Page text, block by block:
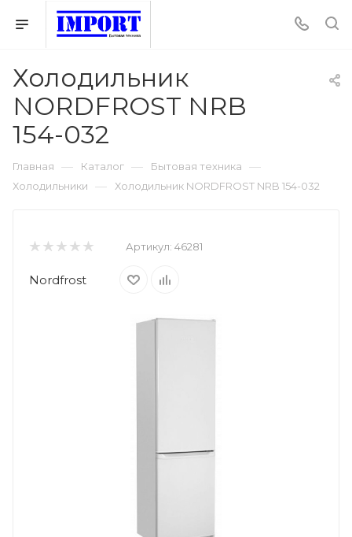
Холодильник
NORDFROST NRB
154-032
Главная — Каталог — Бытовая техника —
Холодильники — Холодильник NORDFROST NRB 154-032
Артикул: 46281
Nordfrost